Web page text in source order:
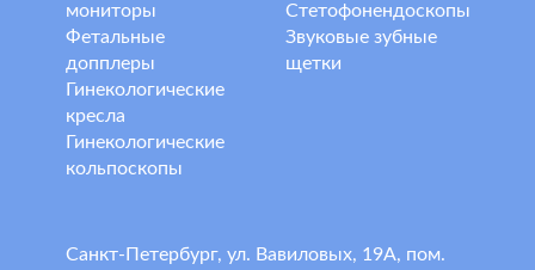
мониторы
Фетальные
допплеры
Гинекологические
кресла
Гинекологические
кольпоскопы
Стетофонендоскопы
Звуковые зубные
щетки
Санкт-Петербург, ул. Вавиловых, 19А, пом.